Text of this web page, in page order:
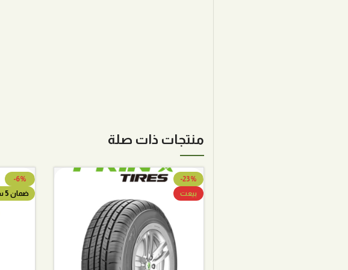
منتجات ذات صلة
-23%
بيعت
-6%
ضمان 5 سنوات